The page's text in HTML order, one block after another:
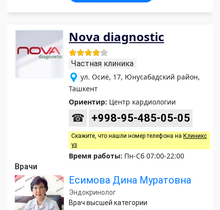
Nova diagnostic
Частная клиника
ул. Осиё, 17, Юнусабадский район,
Ташкент
Ориентир: Центр кардиологии
☎ +998-95-485-05-05
Скажите, что нашли номер телефона на Клиникс
уз
Время работы: Пн-Сб 07:00-22:00
Врачи
Есимова Дина Муратовна
Эндокринолог
Врач высшей категории